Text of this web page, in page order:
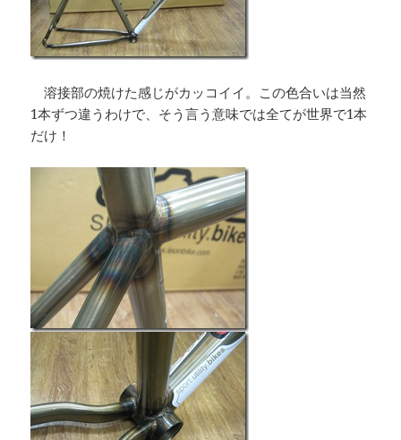
溶接部の焼けた感じがカッコイイ。この色合いは当然
1本ずつ違うわけで、そう言う意味では全てが世界で1本
だけ！